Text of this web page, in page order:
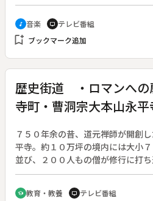
８１年のヒット曲「シルエットロ
この曲の作詞者・来生えつこ、作
ストにまねいて、１９７６年のデビ
インタビューし、来生が歌う。
music_note 音楽 tv テレビ番組
bookmark_add ブックマーク追加
歴史街道 ・ロマンへ
寺町・曹洞宗大本山永平
７５０年余の昔、道元禅師が開創
平寺。約１０万坪の境内には大小
並び、２００人もの僧が修行に打
れる大杉の参道を抜けると荘厳な
の堂宇は修行僧の日常に欠かせない
school 教育・教養 tv テレビ番組